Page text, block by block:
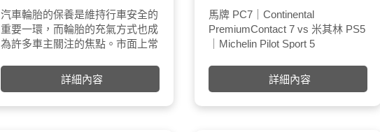
節能型輪胎通常具有更好的氣密
性，可以減少胎壓隨時間下降的速
度，從而保持最佳的滾動阻力和燃
滾動阻力優化
節能型輪胎的滾動阻力係數通常比
傳統輪胎低20-30%。降低滾動阻
力意味著引擎需要輸出的能量減
薦
韓
汽車輪胎的保養是維持行車安全的
重要一環，而輪胎的充氣方式也成
為許多車主關注的焦點。市面上常
充和壓縮空氣填充。這兩種方式各
有什麼優缺點呢？讓我們來深入了
壓縮空氣填充普遍性： 加油站、修車廠等處皆
可輕易取得。
價格：相較於氮氣填充，價格較為
詳細內容
馬牌 PC7｜Continental
PremiumContact 7 vs 米其林 PS5
｜Michelin Pilot Sport 5
詳細內容